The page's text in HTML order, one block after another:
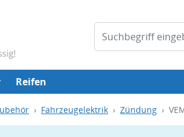
Reifen
Fahrzeugelektrik Zündung